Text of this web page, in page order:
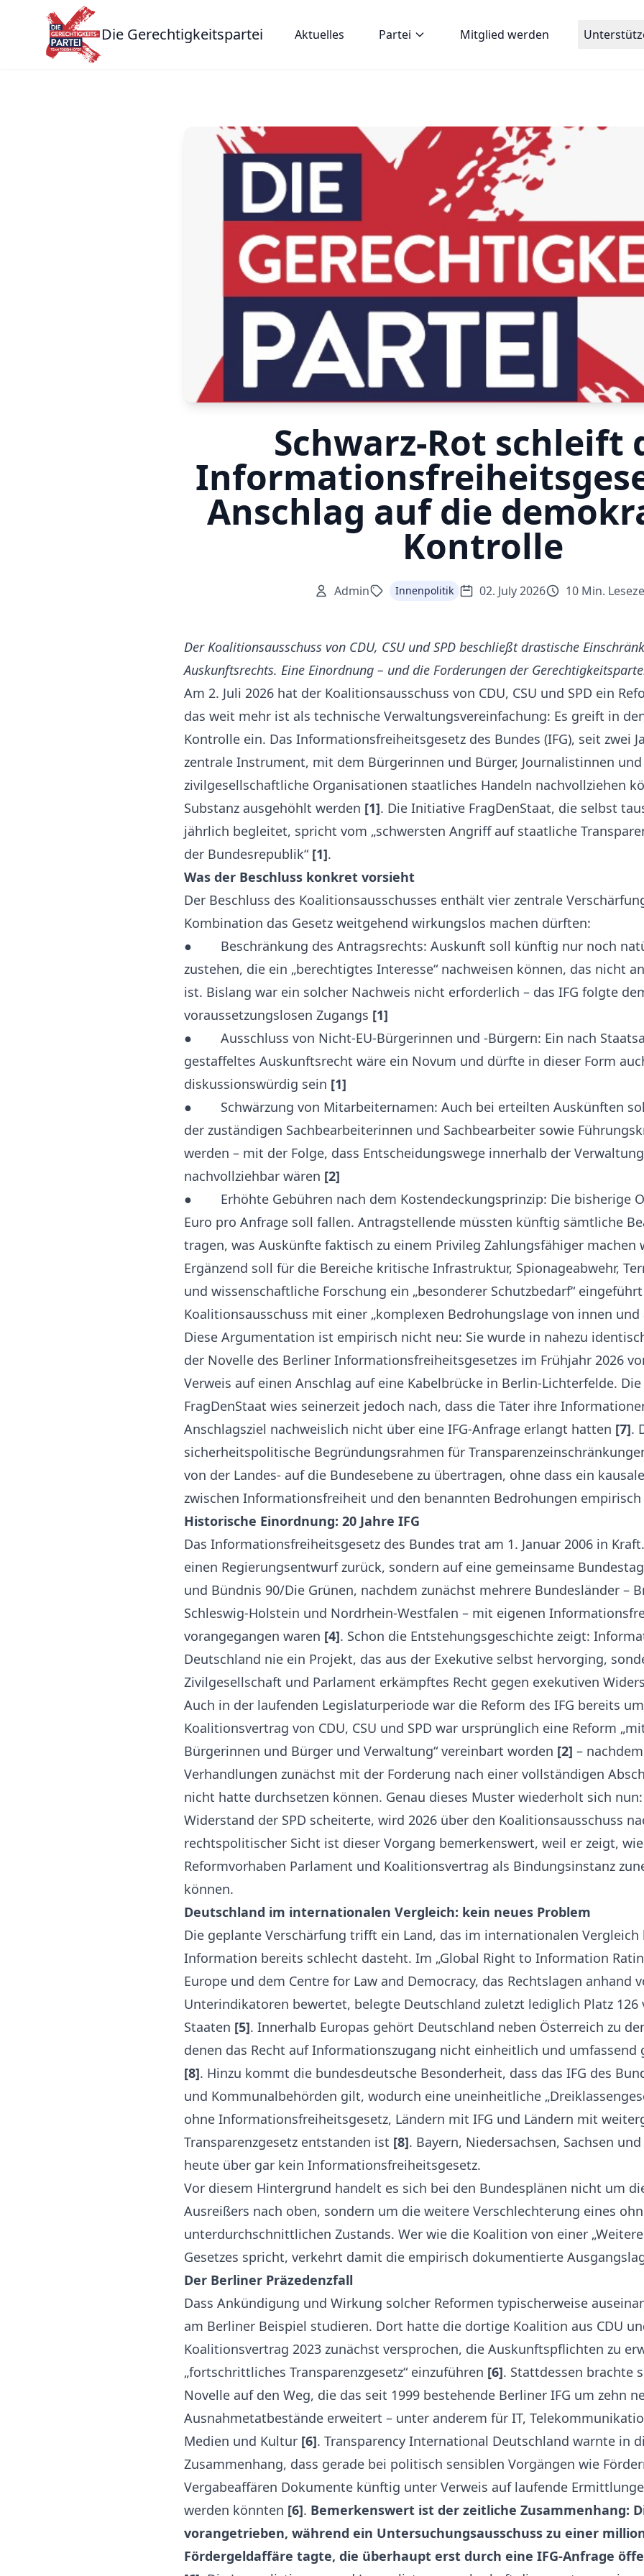
Die Gerechtigkeitspartei Aktuelles Partei Mitglied werden
Schwarz-Rot schleift
Anschlag auf die
Kontrolle
Admin Innenpolitik 02. July 2026 10 Min.
Der Koalitionsausschuss von CDU, CSU und SPD beschließt drastische
Auskunftsrechts. Eine Einordnung – und die Forderungen der
Am 2. Juli 2026 hat der Koalitionsausschuss von CDU, CSU und SPD ein
das weit mehr ist als technische Verwaltungsvereinfachung: Es greift in
Kontrolle ein. Das Informationsfreiheitsgesetz des Bundes (IFG), seit zwei
zentrale Instrument, mit dem Bürgerinnen und Bürger, Journalistinnen
zivilgesellschaftliche Organisationen staatliches Handeln nachvollziehen
Substanz ausgehöhlt werden [1]. Die Initiative FragDenStaat, die selbst
jährlich begleitet, spricht vom „schwersten Angriff auf staatliche
der Bundesrepublik“ [1].
Was der Beschluss konkret vorsieht
Der Beschluss des Koalitionsausschusses enthält vier zentrale
Kombination das Gesetz weitgehend wirkungslos machen dürften:
● Beschränkung des Antragsrechts: Auskunft soll künftig nur noch
zustehen, die ein „berechtigtes Interesse“ nachweisen können, das nicht
ist. Bislang war ein solcher Nachweis nicht erforderlich – das IFG folgte
voraussetzungslosen Zugangs [1]
● Ausschluss von Nicht-EU-Bürgerinnen und -Bürgern: Ein nach
gestaffeltes Auskunftsrecht wäre ein Novum und dürfte in dieser Form
diskussionswürdig sein [1]
● Schwärzung von Mitarbeiternamen: Auch bei erteilten Auskünften
der zuständigen Sachbearbeiterinnen und Sachbearbeiter sowie
werden – mit der Folge, dass Entscheidungswege innerhalb der
nachvollziehbar wären [2]
● Erhöhte Gebühren nach dem Kostendeckungsprinzip: Die bisherige
Euro pro Anfrage soll fallen. Antragstellende müssten künftig sämtliche
tragen, was Auskünfte faktisch zu einem Privileg Zahlungsfähiger machen
Ergänzend soll für die Bereiche kritische Infrastruktur, Spionageabwehr,
und wissenschaftliche Forschung ein „besonderer Schutzbedarf“
Koalitionsausschuss mit einer „komplexen Bedrohungslage von innen
Diese Argumentation ist empirisch nicht neu: Sie wurde in nahezu
der Novelle des Berliner Informationsfreiheitsgesetzes im Frühjahr 2026
Verweis auf einen Anschlag auf eine Kabelbrücke in Berlin-Lichterfelde.
FragDenStaat wies seinerzeit jedoch nach, dass die Täter ihre
Anschlagsziel nachweislich nicht über eine IFG-Anfrage erlangt hatten [7].
sicherheitspolitische Begründungsrahmen für
von der Landes- auf die Bundesebene zu übertragen, ohne dass ein
zwischen Informationsfreiheit und den benannten Bedrohungen
Historische Einordnung: 20 Jahre IFG
Das Informationsfreiheitsgesetz des Bundes trat am 1. Januar 2006 in
einen Regierungsentwurf zurück, sondern auf eine gemeinsame
und Bündnis 90/Die Grünen, nachdem zunächst mehrere Bundesländer –
Schleswig-Holstein und Nordrhein-Westfalen – mit eigenen
vorangegangen waren [4]. Schon die Entstehungsgeschichte zeigt:
Deutschland nie ein Projekt, das aus der Exekutive selbst hervorging,
Zivilgesellschaft und Parlament erkämpftes Recht gegen exekutiven
Auch in der laufenden Legislaturperiode war die Reform des IFG bereits
Koalitionsvertrag von CDU, CSU und SPD war ursprünglich eine Reform
Bürgerinnen und Bürger und Verwaltung“ vereinbart worden [2] –
Verhandlungen zunächst mit der Forderung nach einer vollständigen
nicht hatte durchsetzen können. Genau dieses Muster wiederholt sich nun:
Widerstand der SPD scheiterte, wird 2026 über den Koalitionsausschuss
rechtspolitischer Sicht ist dieser Vorgang bemerkenswert, weil er zeigt,
Reformvorhaben Parlament und Koalitionsvertrag als Bindungsinstanz
können.
Deutschland im internationalen Vergleich: kein neues Problem
Die geplante Verschärfung trifft ein Land, das im internationalen Vergleich
Information bereits schlecht dasteht. Im „Global Right to Information
Europe und dem Centre for Law and Democracy, das Rechtslagen anhand
Unterindikatoren bewertet, belegte Deutschland zuletzt lediglich Platz 126
Staaten [5]. Innerhalb Europas gehört Deutschland neben Österreich zu
denen das Recht auf Informationszugang nicht einheitlich und umfassend
[8]. Hinzu kommt die bundesdeutsche Besonderheit, dass das IFG des
und Kommunalbehörden gilt, wodurch eine uneinheitliche
ohne Informationsfreiheitsgesetz, Ländern mit IFG und Ländern mit
Transparenzgesetz entstanden ist [8]. Bayern, Niedersachsen, Sachsen
heute über gar kein Informationsfreiheitsgesetz.
Vor diesem Hintergrund handelt es sich bei den Bundesplänen nicht um
Ausreißers nach oben, sondern um die weitere Verschlechterung eines
unterdurchschnittlichen Zustands. Wer wie die Koalition von einer
Gesetzes spricht, verkehrt damit die empirisch dokumentierte
Der Berliner Präzedenzfall
Dass Ankündigung und Wirkung solcher Reformen typischerweise
am Berliner Beispiel studieren. Dort hatte die dortige Koalition aus CDU
Koalitionsvertrag 2023 zunächst versprochen, die Auskunftspflichten zu
„fortschrittliches Transparenzgesetz“ einzuführen [6]. Stattdessen brachte
Novelle auf den Weg, die das seit 1999 bestehende Berliner IFG um zehn
Ausnahmetatbestände erweitert – unter anderem für IT,
Medien und Kultur [6]. Transparency International Deutschland warnte in
Zusammenhang, dass gerade bei politisch sensiblen Vorgängen wie
Vergabeaffären Dokumente künftig unter Verweis auf laufende
werden könnten [6]. Bemerkenswert ist der zeitliche Zusammenhang:
vorangetrieben, während ein Untersuchungsausschuss zu einer
Fördergeldaffäre tagte, die überhaupt erst durch eine IFG-Anfrage